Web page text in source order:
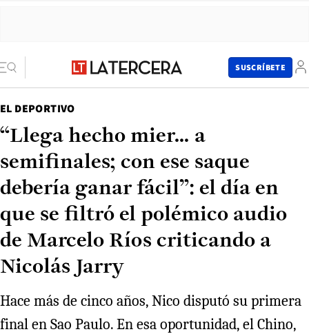
SUSCRÍBETE
EL DEPORTIVO
“Llega hecho mier... a
semifinales; con ese saque
debería ganar fácil”: el día en
que se filtró el polémico audio
de Marcelo Ríos criticando a
Nicolás Jarry
Hace más de cinco años, Nico disputó su primera
final en Sao Paulo. En esa oportunidad, el Chino,